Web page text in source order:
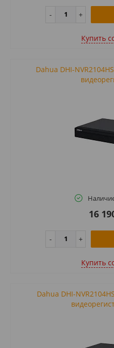
Купить
Dahua DHI-
16
Купить
Dahua DHI-